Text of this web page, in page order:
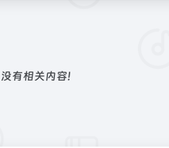
没有相关内容!